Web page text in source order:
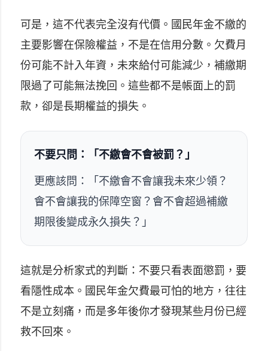
可是，這不代表完全沒有代價。國民年金不繳的
主要影響在保險權益，不是在信用分數。欠費月
份可能不計入年資，未來給付可能減少，補繳期
限過了可能無法挽回。這些都不是帳面上的罰
款，卻是長期權益的損失。
不要只問：「不繳會不會被罰？」
更應該問：「不繳會不會讓我未來少領？
會不會讓我的保障空窗？會不會超過補繳
期限後變成永久損失？」
這就是分析家式的判斷：不要只看表面懲罰，要
看隱性成本。國民年金欠費最可怕的地方，往往
不是立刻痛，而是多年後你才發現某些月份已經
救不回來。